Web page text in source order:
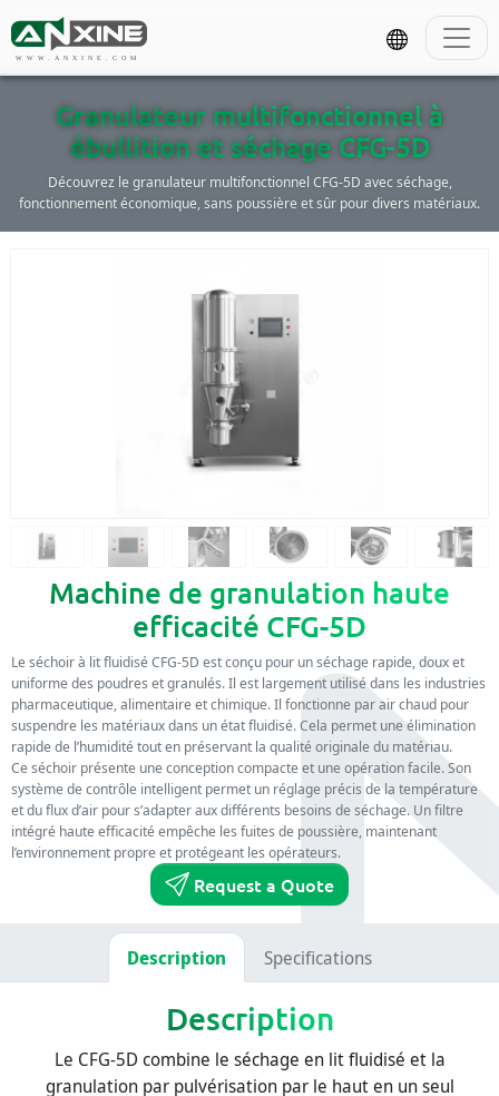
WWW.ANXINE.COM
Granulateur multifonctionnel à
ébullition et séchage CFG-5D
Découvrez le granulateur multifonctionnel CFG-5D avec séchage,
fonctionnement économique, sans poussière et sûr pour divers matériaux.
Machine de granulation haute
efficacité CFG-5D
Le séchoir à lit fluidisé CFG-5D est conçu pour un séchage rapide, doux et
uniforme des poudres et granulés. Il est largement utilisé dans les industries
pharmaceutique, alimentaire et chimique. Il fonctionne par air chaud pour
suspendre les matériaux dans un état fluidisé. Cela permet une élimination
rapide de l’humidité tout en préservant la qualité originale du matériau.
Ce séchoir présente une conception compacte et une opération facile. Son
système de contrôle intelligent permet un réglage précis de la température
et du flux d’air pour s’adapter aux différents besoins de séchage. Un filtre
intégré haute efficacité empêche les fuites de poussière, maintenant
l’environnement propre et protégeant les opérateurs.
Request a Quote
Description Specifications
Description
Le CFG-5D combine le séchage en lit fluidisé et la
granulation par pulvérisation par le haut en un seul